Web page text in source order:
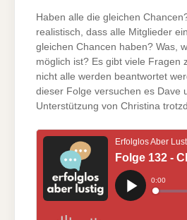
Haben alle die gleichen
realistisch, dass alle Mitglieder
gleichen Chancen haben? Was,
möglich ist? Es gibt viele Fragen
nicht alle werden beantwortet
dieser Folge versuchen es Dave
Unterstützung von Christina